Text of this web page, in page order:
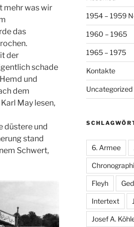
mehr was wir
das
der
schade
und
dem
May lesen,
düstere und
stand
Schwert,
1954 – 1959
1960 – 1965
1965 – 1975
Kontakte
Uncategorized
6. Armee
Fleyh
Intertext
Josef A.